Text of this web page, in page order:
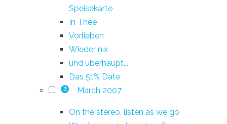
Speisekarte
In Thee
Vorlieben
Wieder nix
und überhaupt...
Das 51% Date
3 March 2007
On the stereo, listen as we go